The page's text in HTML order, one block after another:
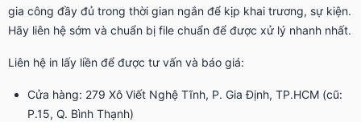
gia công đầy đủ trong thời gian ngắn để kịp khai trương, sự kiện.
Hãy liên hệ sớm và chuẩn bị file chuẩn để được xử lý nhanh nhất.
Liên hệ in lấy liền để được tư vấn và báo giá:
Cửa hàng: 279 Xô Viết Nghệ Tĩnh, P. Gia Định, TP.HCM (cũ:
P.15, Q. Bình Thạnh)